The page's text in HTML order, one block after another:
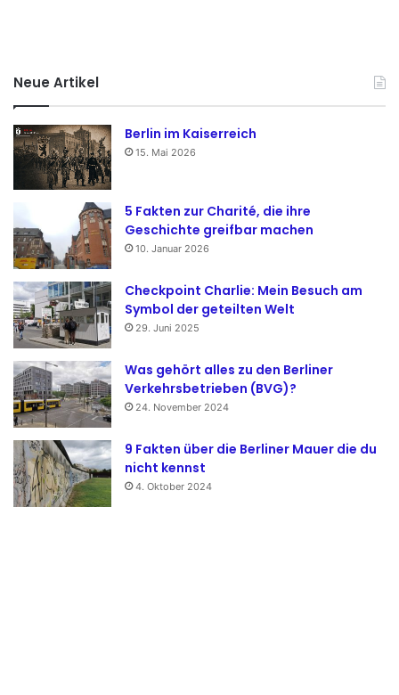
Neue Artikel
Berlin im Kaiserreich
15. Mai 2026
5 Fakten zur Charité, die ihre
Geschichte greifbar machen
10. Januar 2026
Checkpoint Charlie: Mein Besuch am
Symbol der geteilten Welt
29. Juni 2025
Was gehört alles zu den Berliner
Verkehrsbetrieben (BVG)?
24. November 2024
9 Fakten über die Berliner Mauer die du
nicht kennst
4. Oktober 2024